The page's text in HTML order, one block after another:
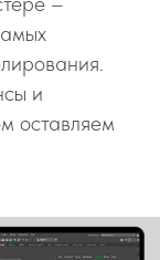
и
оставляем